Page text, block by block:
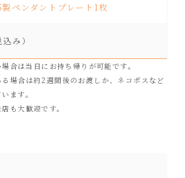
ペンダントプレート1枚
み）
合は当日にお持ち帰りが可能です。
る場合は約2週間後のお渡しか、ネコポスなど
ます。
も大歓迎です。